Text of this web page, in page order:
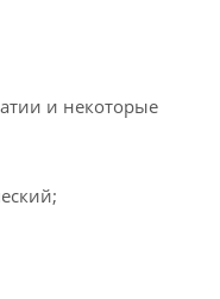
и некоторые